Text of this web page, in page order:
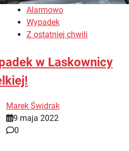
Alarmowo
Wypadek
Z ostatniej chwili
w Laskownicy
Marek Świdrak
9 maja 2022
0